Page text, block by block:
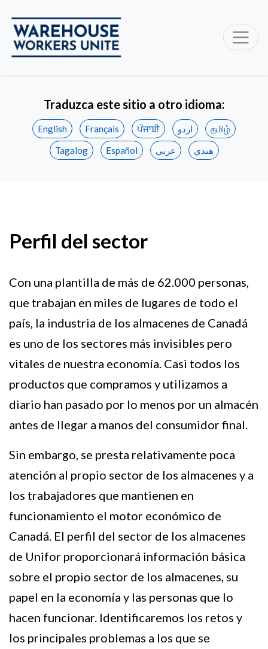
Traduzca este sitio a otro idioma:
English Français ਪੰਜਾਬੀ اردو
தமிழ்
Tagalog
Español عربي هندي
Perfil del sector
Con una plantilla de más de 62.000 personas,
que trabajan en miles de lugares de todo el
país, la industria de los almacenes de Canadá
es uno de los sectores más invisibles pero
vitales de nuestra economía. Casi todos los
productos que compramos y utilizamos a
diario han pasado por lo menos por un almacén
antes de llegar a manos del consumidor final.
Sin embargo, se presta relativamente poca
atención al propio sector de los almacenes y a
los trabajadores que mantienen en
funcionamiento el motor económico de
Canadá. El perfil del sector de los almacenes
de Unifor proporcionará información básica
sobre el propio sector de los almacenes, su
papel en la economía y las personas que lo
hacen funcionar. Identificaremos los retos y
los principales problemas a los que se